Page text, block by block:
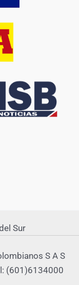
Sur
S A S
(601)6134000